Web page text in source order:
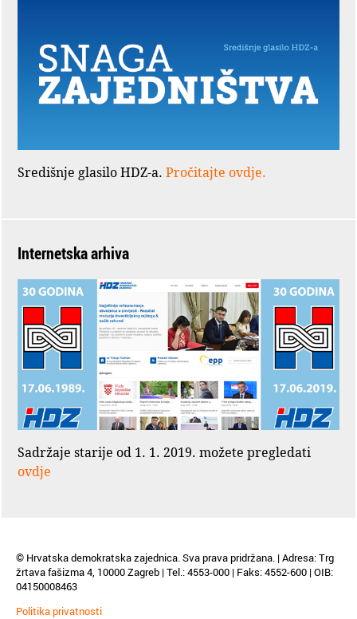
Središnje glasilo HDZ-a. Pročitajte ovdje.
Internetska arhiva
Sadržaje starije od 1. 1. 2019. možete pregledati
ovdje
© Hrvatska demokratska zajednica. Sva prava pridržana. | Adresa: Trg
žrtava fašizma 4, 10000 Zagreb | Tel.: 4553-000 | Faks: 4552-600 | OIB:
04150008463
Politika privatnosti